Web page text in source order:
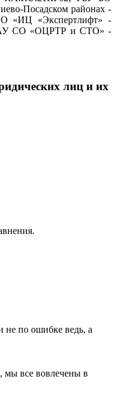
Посадском районах -
«ИЦ «Экспертлифт» -
СО «ОЦРТР и СТО» -
лиц и их
не по ошибке ведь, а
мы все вовлечены в